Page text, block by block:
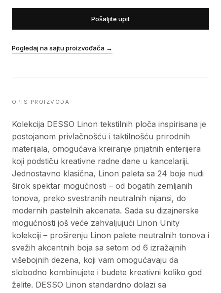
Pošaljite upit
Pogledaj na sajtu proizvođača →
OPIS PROIZVODA
Kolekcija DESSO Linon tekstilnih ploča inspirisana je
postojanom privlačnošću i taktilnošću prirodnih
materijala, omogućava kreiranje prijatnih enterijera
koji podstiču kreativne radne dane u kancelariji.
Jednostavno klasična, Linon paleta sa 24 boje nudi
širok spektar mogućnosti – od bogatih zemljanih
tonova, preko svestranih neutralnih nijansi, do
modernih pastelnih akcenata. Sada su dizajnerske
mogućnosti još veće zahvaljujući Linon Unity
kolekciji – proširenju Linon palete neutralnih tonova i
svežih akcentnih boja sa setom od 6 izražajnih
višebojnih dezena, koji vam omogućavaju da
slobodno kombinujete i budete kreativni koliko god
želite. DESSO Linon standardno dolazi sa